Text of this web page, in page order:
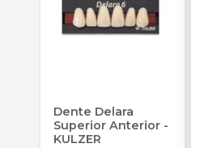
Dente Delara
Superior Anterior -
KULZER